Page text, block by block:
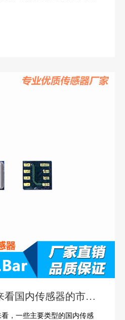
看国内传感器的市场
，一些主要类型的国内传感